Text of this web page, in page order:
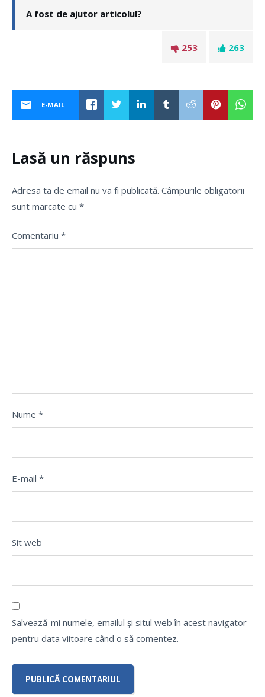
A fost de ajutor articolul?
263
253
E-MAIL
Lasă un răspuns
Adresa ta de email nu va fi publicată. Câmpurile obligatorii
sunt marcate cu *
Comentariu *
Nume *
E-mail *
Sit web
Salvează-mi numele, emailul și situl web în acest navigator
pentru data viitoare când o să comentez.